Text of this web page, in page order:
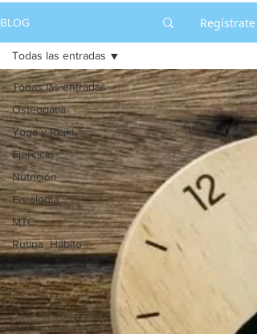
BLOG Regístrate
Todas las entradas
Osteopatía
Yoga y Reiki
Ejercicio
Nutrición
Fisiología
MTC
Rutina_Hábito
Todas las entradas